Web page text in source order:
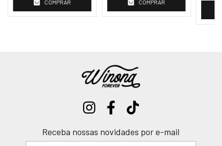
COMPRAR COMPRAR
Receba nossas novidades por e-mail